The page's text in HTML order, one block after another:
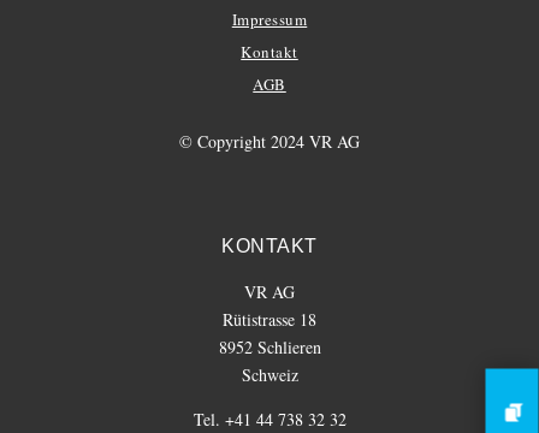
Impressum
Kontakt
AGB
© Copyright 2024 VR AG
KONTAKT
VR AG
Rütistrasse 18
8952 Schlieren
Schweiz
Tel. +41 44 738 32 32